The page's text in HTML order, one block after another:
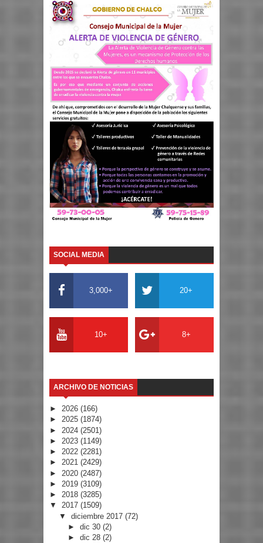
SOCIAL MEDIA
3,000+ 20+
10+ 8+
ARCHIVO DE NOTICIAS
► 2026 (166)
► 2025 (1874)
► 2024 (2501)
► 2023 (1149)
► 2022 (2281)
► 2021 (2429)
► 2020 (2487)
► 2019 (3109)
► 2018 (3285)
▼ 2017 (1509)
▼ diciembre 2017 (72)
►dic 30(2)
►dic 28(2)